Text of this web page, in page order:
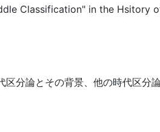
Classification" in the Hsitory
区分論とその背景、他の時代区分